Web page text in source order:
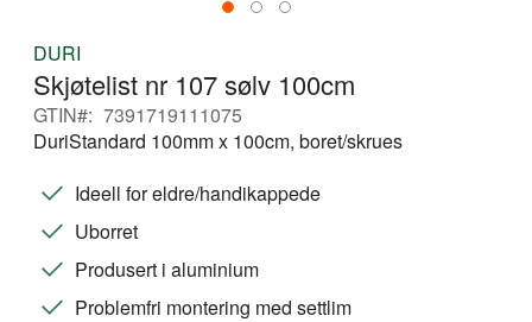
begynnelsen
bildegalleri
DURI
Skjøtelist nr 107 sølv 100cm
GTIN
7391719111075
DuriStandard 100mm x 100cm, boret/skrues
Ideell for eldre/handikappede
Uborret
Produsert i aluminium
Problemfri montering med settlim